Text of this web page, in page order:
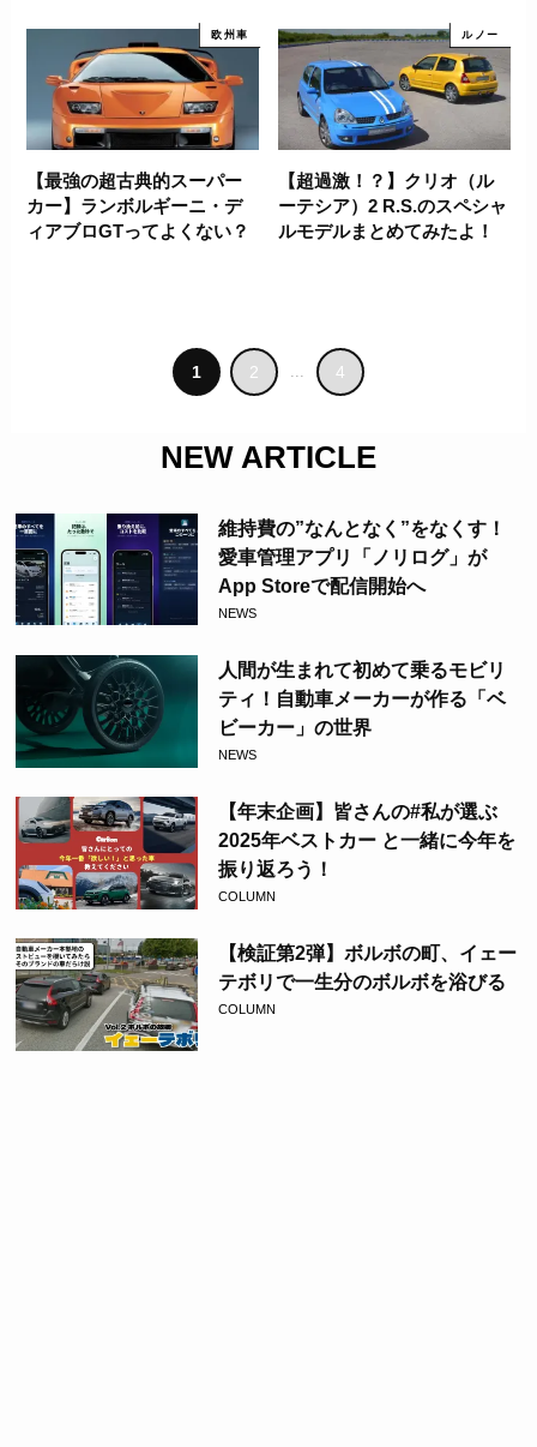
欧州車
【最強の超古典的スーパー
カー】ランボルギーニ・デ
ィアブロGTってよくない？
ルノー
【超過激！？】クリオ（ル
ーテシア）2 R.S.のスペシャ
ルモデルまとめてみたよ！
1 2 ... 4
NEW ARTICLE
維持費の”なんとなく”をなくす！
愛車管理アプリ「ノリログ」が
App Storeで配信開始へ
NEWS
人間が生まれて初めて乗るモビリ
ティ！自動車メーカーが作る「ベ
ビーカー」の世界
NEWS
【年末企画】皆さんの#私が選ぶ
2025年ベストカー と一緒に今年を
振り返ろう！
COLUMN
【検証第2弾】ボルボの町、イェー
テボリで一生分のボルボを浴びる
COLUMN